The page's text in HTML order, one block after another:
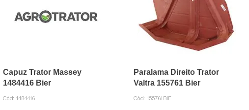
Capuz Trator Massey
1484416 Bier
Cód: 1484416
Paralama Direito Trator
Valtra 155761 Bier
Cód: 155761BIE